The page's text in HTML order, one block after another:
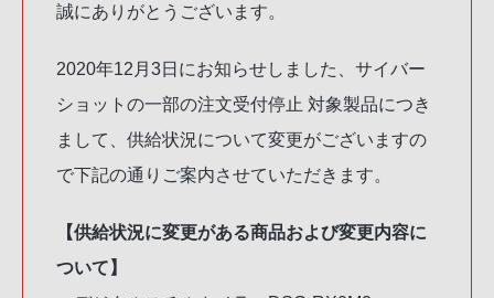
誠にありがとうございます。
2020年12月3日にお知らせしました、サイバー
ショットの一部の注文受付停止 対象製品につき
まして、供給状況について変更がございますの
で下記の通りご案内させていただきます。
【供給状況に変更がある商品および変更内容に
ついて】